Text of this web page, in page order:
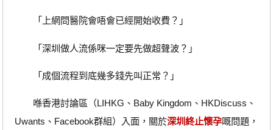
「上網問醫院會唔會已經開始收費？」
「深圳做人流係咪一定要先做超聲波？」
「成個流程到底幾多錢先叫正常？」
喺香港討論區（LIHKG、Baby Kingdom、HKDiscuss、
Uwants、Facebook群組）入面，關於深圳終止懷孕嘅問題，